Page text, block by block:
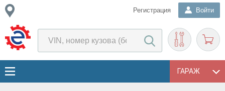
Регистрация Войти
ГАРАЖ